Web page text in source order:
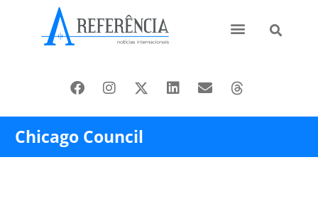
Chicago Council